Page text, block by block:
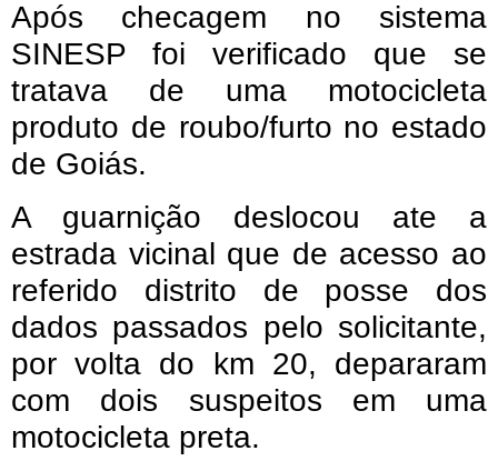
Após checagem no sistema
SINESP foi verificado que se
tratava de uma motocicleta
produto de roubo/furto no estado
de Goiás.
A guarnição deslocou ate a
estrada vicinal que de acesso ao
referido distrito de posse dos
dados passados pelo solicitante,
por volta do km 20, depararam
com dois suspeitos em uma
motocicleta preta.